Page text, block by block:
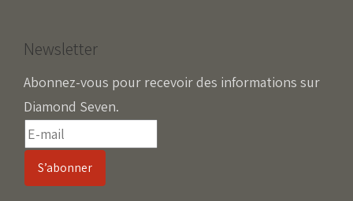
Newsletter
Abonnez-vous pour recevoir des informations sur
Diamond Seven.